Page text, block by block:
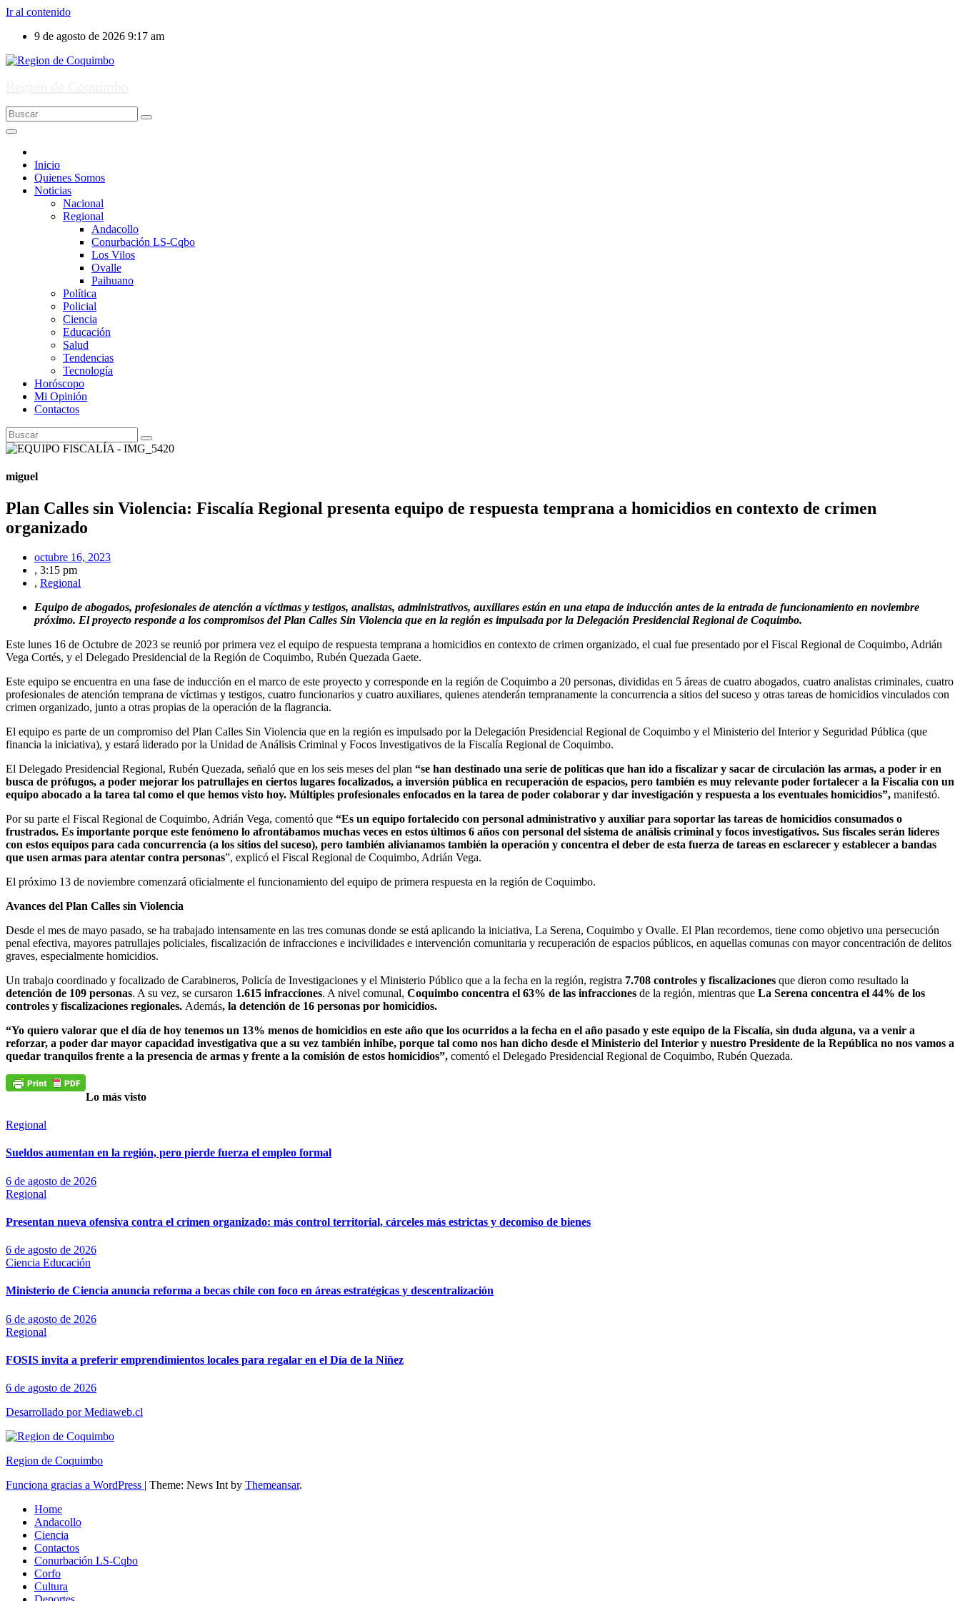
Ir al contenido
9 de agosto de 2026 9:17 am
Inicio
Quienes Somos
Noticias
Nacional
Regional
Andacollo
Conurbación LS-Cqbo
Los Vilos
Ovalle
Paihuano
Política
Policial
Ciencia
Educación
Salud
Tendencias
Tecnología
Horóscopo
Mi Opinión
Contactos
miguel
Plan Calles sin Violencia: Fiscalía Regional presenta equipo de respuesta temprana a homicidios en contexto de crimen
organizado
octubre 16, 2023
, 3:15 pm
, Regional
Equipo de abogados, profesionales de atención a víctimas y testigos, analistas, administrativos, auxiliares están en una etapa de inducción antes de la entrada de funcionamiento en noviembre
próximo. El proyecto responde a los compromisos del Plan Calles Sin Violencia que en la región es impulsada por la Delegación Presidencial Regional de Coquimbo.
Este lunes 16 de Octubre de 2023 se reunió por primera vez el equipo de respuesta temprana a homicidios en contexto de crimen organizado, el cual fue presentado por el Fiscal Regional de Coquimbo, Adrián
Vega Cortés, y el Delegado Presidencial de la Región de Coquimbo, Rubén Quezada Gaete.
Este equipo se encuentra en una fase de inducción en el marco de este proyecto y corresponde en la región de Coquimbo a 20 personas, divididas en 5 áreas de cuatro abogados, cuatro analistas criminales, cuatro
profesionales de atención temprana de víctimas y testigos, cuatro funcionarios y cuatro auxiliares, quienes atenderán tempranamente la concurrencia a sitios del suceso y otras tareas de homicidios vinculados con
crimen organizado, junto a otras propias de la operación de la flagrancia.
El equipo es parte de un compromiso del Plan Calles Sin Violencia que en la región es impulsado por la Delegación Presidencial Regional de Coquimbo y el Ministerio del Interior y Seguridad Pública (que
financia la iniciativa), y estará liderado por la Unidad de Análisis Criminal y Focos Investigativos de la Fiscalía Regional de Coquimbo.
El Delegado Presidencial Regional, Rubén Quezada, señaló que en los seis meses del plan “se han destinado una serie de políticas que han ido a fiscalizar y sacar de circulación las armas, a poder ir en
busca de prófugos, a poder mejorar los patrullajes en ciertos lugares focalizados, a inversión pública en recuperación de espacios, pero también es muy relevante poder fortalecer a la Fiscalía con un
equipo abocado a la tarea tal como el que hemos visto hoy. Múltiples profesionales enfocados en la tarea de poder colaborar y dar investigación y respuesta a los eventuales homicidios”, manifestó.
Por su parte el Fiscal Regional de Coquimbo, Adrián Vega, comentó que “Es un equipo fortalecido con personal administrativo y auxiliar para soportar las tareas de homicidios consumados o
frustrados. Es importante porque este fenómeno lo afrontábamos muchas veces en estos últimos 6 años con personal del sistema de análisis criminal y focos investigativos. Sus fiscales serán líderes
con estos equipos para cada concurrencia (a los sitios del suceso), pero también alivianamos también la operación y concentra el deber de esta fuerza de tareas en esclarecer y establecer a bandas
que usen armas para atentar contra personas”, explicó el Fiscal Regional de Coquimbo, Adrián Vega.
El próximo 13 de noviembre comenzará oficialmente el funcionamiento del equipo de primera respuesta en la región de Coquimbo.
Avances del Plan Calles sin Violencia
Desde el mes de mayo pasado, se ha trabajado intensamente en las tres comunas donde se está aplicando la iniciativa, La Serena, Coquimbo y Ovalle. El Plan recordemos, tiene como objetivo una persecución
penal efectiva, mayores patrullajes policiales, fiscalización de infracciones e incivilidades e intervención comunitaria y recuperación de espacios públicos, en aquellas comunas con mayor concentración de delitos
graves, especialmente homicidios.
Un trabajo coordinado y focalizado de Carabineros, Policía de Investigaciones y el Ministerio Público que a la fecha en la región, registra 7.708 controles y fiscalizaciones que dieron como resultado la
detención de 109 personas. A su vez, se cursaron 1.615 infracciones. A nivel comunal, Coquimbo concentra el 63% de las infracciones de la región, mientras que La Serena concentra el 44% de los
controles y fiscalizaciones regionales. Además, la detención de 16 personas por homicidios.
“Yo quiero valorar que el día de hoy tenemos un 13% menos de homicidios en este año que los ocurridos a la fecha en el año pasado y este equipo de la Fiscalía, sin duda alguna, va a venir a
reforzar, a poder dar mayor capacidad investigativa que a su vez también inhibe, porque tal como nos han dicho desde el Ministerio del Interior y nuestro Presidente de la República no nos vamos a
quedar tranquilos frente a la presencia de armas y frente a la comisión de estos homicidios”, comentó el Delegado Presidencial Regional de Coquimbo, Rubén Quezada.
Lo más visto
Regional
Sueldos aumentan en la región, pero pierde fuerza el empleo formal
6 de agosto de 2026
Regional
Presentan nueva ofensiva contra el crimen organizado: más control territorial, cárceles más estrictas y decomiso de bienes
6 de agosto de 2026
Ciencia Educación
Ministerio de Ciencia anuncia reforma a becas chile con foco en áreas estratégicas y descentralización
6 de agosto de 2026
Regional
FOSIS invita a preferir emprendimientos locales para regalar en el Día de la Niñez
6 de agosto de 2026
Desarrollado por Mediaweb.cl
Region de Coquimbo
Funciona gracias a WordPress | Theme: News Int by Themeansar.
Home
Andacollo
Ciencia
Contactos
Conurbación LS-Cqbo
Corfo
Cultura